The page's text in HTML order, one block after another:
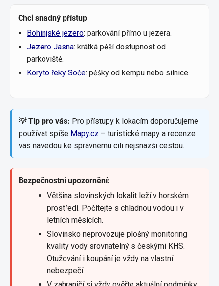
Chci snadný přístup
Bohinjské jezero: parkování přímo u jezera.
Jezero Jasna: krátká pěší dostupnost od
parkoviště.
Koryto řeky Soče: pěšky od kempu nebo silnice.
💡 Tip pro vás: Pro přístupy k lokacím doporučujeme
používat spíše Mapy.cz – turistické mapy a recenze
vás navedou ke správnému cíli nejsnazší cestou.
Bezpečnostní upozornění:
Většina slovinských lokalit leží v horském
prostředí. Počítejte s chladnou vodou i v
letních měsících.
Slovinsko neprovozuje plošný monitoring
kvality vody srovnatelný s českými KHS.
Otužování i koupání je vždy na vlastní
nebezpečí.
V zahraničí si vždy ověřte aktuální podmínky,